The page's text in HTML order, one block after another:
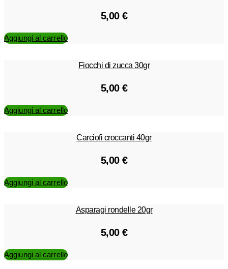
5,00 €
Aggiungi al carrello
Fiocchi di zucca 30gr
5,00 €
Aggiungi al carrello
Carciofi croccanti 40gr
5,00 €
Aggiungi al carrello
Asparagi rondelle 20gr
5,00 €
Aggiungi al carrello